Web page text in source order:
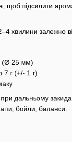
щоб підсилити
хвилини залежно
(Ø 25 мм)
7 г (+/- 1 г)
дальньому
бойли, баланси.